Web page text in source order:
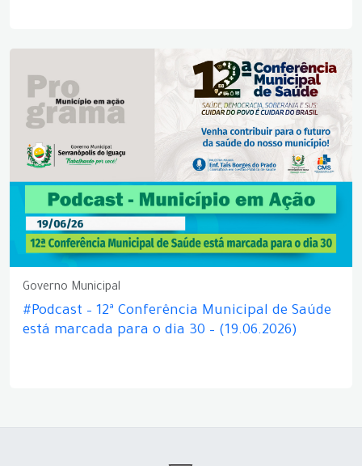
Governo Municipal
#Podcast – 12ª Conferência Municipal de Saúde
está marcada para o dia 30 – (19.06.2026)